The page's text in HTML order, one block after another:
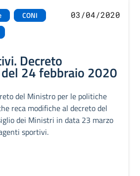
CONI
03/04/2020
Decreto
24 febbraio 2020
del Ministro per le politiche
reca modifiche al decreto del
dei Ministri in data 23 marzo
sportivi.